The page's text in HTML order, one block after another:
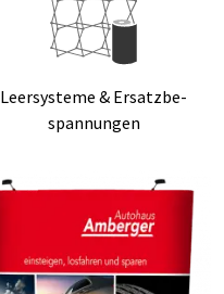
Leer­sys­te­me & Er­satz­be­
span­nun­gen